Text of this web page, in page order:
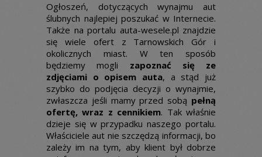
Ogłoszeń, dotyczących wynajmu aut
ślubnych najlepiej poszukać w Internecie.
Także na portalu auta-wesele.pl znajdzie
się wiele ofert z Tarnowskich Gór i
okolicznych miast. W ten sposób
będziemy mogli zapoznać się ze
zdjęciami o opisem auta, a stąd już
szybko do podjęcia decyzji o wynajmie,
zwłaszcza jeśli mamy przed sobą pełną
ofertę, wraz z cennikiem. Tak właśnie
dzieje się w przypadku naszego portalu.
Właściciele aut nie szczędzą informacji, bo
zależy im na tym, aby klient był dobrze